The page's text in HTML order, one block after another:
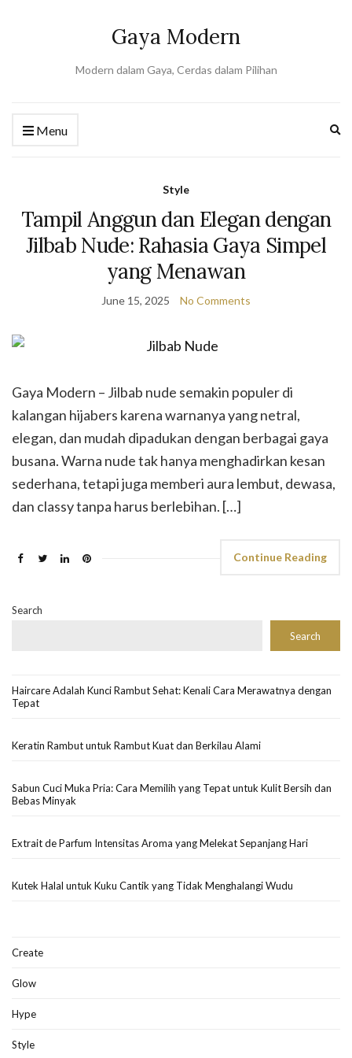
Gaya Modern
Modern dalam Gaya, Cerdas dalam Pilihan
Menu
Style
Tampil Anggun dan Elegan dengan
Jilbab Nude: Rahasia Gaya Simpel
yang Menawan
June 15, 2025 No Comments
Gaya Modern – Jilbab nude semakin populer di
kalangan hijabers karena warnanya yang netral,
elegan, dan mudah dipadukan dengan berbagai gaya
busana. Warna nude tak hanya menghadirkan kesan
sederhana, tetapi juga memberi aura lembut, dewasa,
dan classy tanpa harus berlebihan. […]
Continue Reading
Search
Search
Haircare Adalah Kunci Rambut Sehat: Kenali Cara Merawatnya dengan
Tepat
Keratin Rambut untuk Rambut Kuat dan Berkilau Alami
Sabun Cuci Muka Pria: Cara Memilih yang Tepat untuk Kulit Bersih dan
Bebas Minyak
Extrait de Parfum Intensitas Aroma yang Melekat Sepanjang Hari
Kutek Halal untuk Kuku Cantik yang Tidak Menghalangi Wudu
Create
Glow
Hype
Style